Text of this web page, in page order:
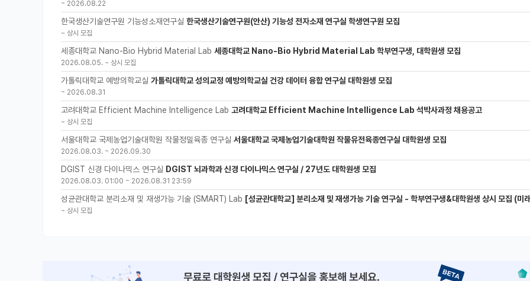
~ 2026.08.22
한국생산기술연구원 기능성소재연구실 한국생산기술연구원(안산) 기능성 전자소재 연구실 학생연구원 모집
~ 상시 모집
세종대학교 Nano-Bio Hybrid Material Lab 세종대학교 Nano-Bio Hybrid Material Lab 학부연구생, 대학원생 모집
2026.08.05. ~ 상시 모집
가톨릭대학교 예방의학교실 가톨릭대학교 성의교정 예방의학교실 건강 데이터 융합 연구실 대학원생 모집
~ 2026.08.31
고려대학교 Efficient Machine Intelligence Lab 고려대학교 Efficient Machine Intelligence Lab 석박사과정 채용공고
~ 상시 모집
서울대학교 국제농업기술대학원 작물정밀육종 연구실 서울대학교 국제농업기술대학원 작물유전육종연구실 대학원생 모집
2026.08.03. ~ 2026.09.30
DGIST 신경 다이나믹스 연구실 DGIST 뇌과학과 신경 다이나믹스 연구실 / 27년도 대학원생 모집
2026.08.03. 01:00 ~ 2026.08.31 23:59
성균관대학교 분리소재 및 재생가능 기술 (SMART) Lab [성균관대학교] 분리소재 및 재생가능 기술 연구실 - 학부연구생&대학원생 상시 모집 (미래에
~ 상시 모집